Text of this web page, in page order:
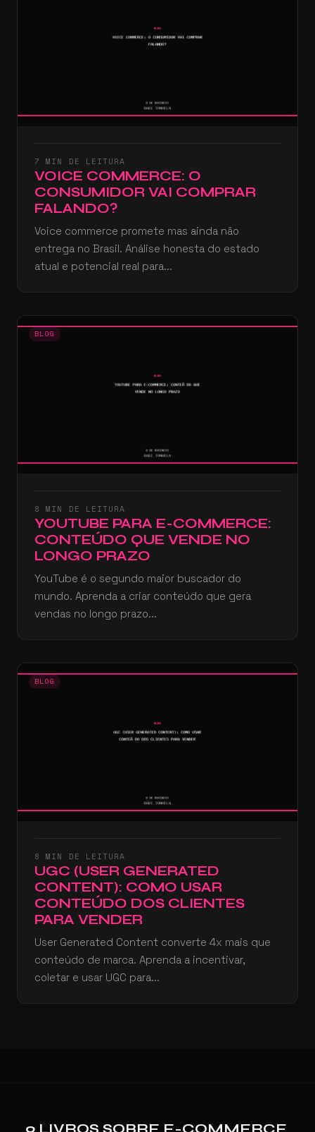
7 MIN DE LEITURA
VOICE COMMERCE: O
CONSUMIDOR VAI COMPRAR
FALANDO?
Voice commerce promete mas ainda não
entrega no Brasil. Análise honesta do estado
atual e potencial real para...
BLOG
8 MIN DE LEITURA
YOUTUBE PARA E-COMMERCE:
CONTEÚDO QUE VENDE NO
LONGO PRAZO
YouTube é o segundo maior buscador do
mundo. Aprenda a criar conteúdo que gera
vendas no longo prazo...
BLOG
8 MIN DE LEITURA
UGC (USER GENERATED
CONTENT): COMO USAR
CONTEÚDO DOS CLIENTES
PARA VENDER
User Generated Content converte 4x mais que
conteúdo de marca. Aprenda a incentivar,
coletar e usar UGC para...